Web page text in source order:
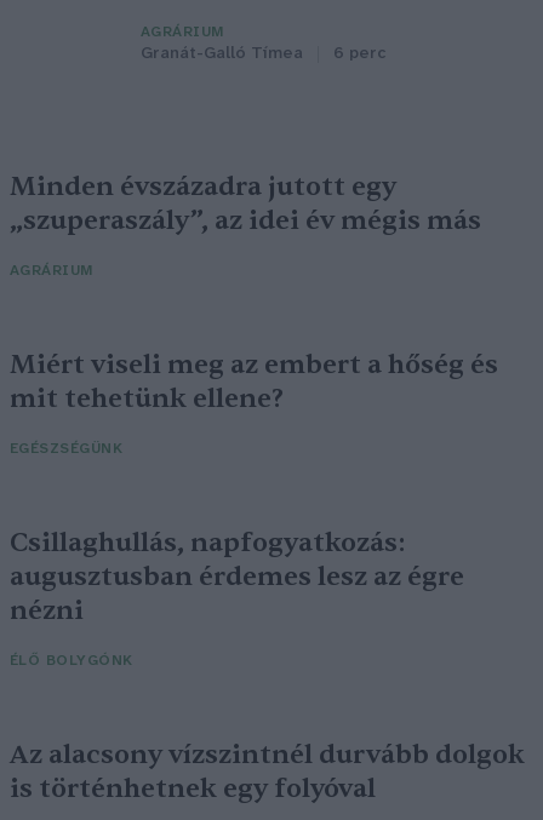
AGRÁRIUM
Granát-Galló Tímea 6 perc
Minden évszázadra jutott egy
„szuperaszály”, az idei év mégis más
AGRÁRIUM
Miért viseli meg az embert a hőség és
mit tehetünk ellene?
EGÉSZSÉGÜNK
Csillaghullás, napfogyatkozás:
augusztusban érdemes lesz az égre
nézni
ÉLŐ BOLYGÓNK
Az alacsony vízszintnél durvább dolgok
is történhetnek egy folyóval